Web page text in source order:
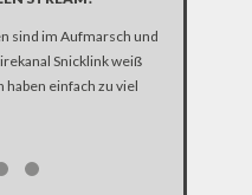
sind im Aufmarsch und
Snicklink weiß
haben einfach zu viel